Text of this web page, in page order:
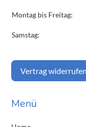
Montag bis Freitag:
Samstag:
Vertrag widerrufen
Menü